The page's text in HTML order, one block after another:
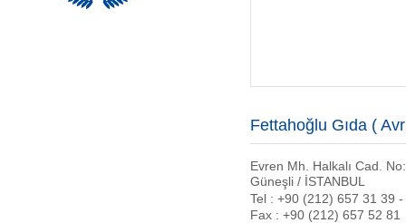
Fettahoğlu Gıda (
Evren Mh. Halkalı Cad.
Güneşli / İSTANBUL
Tel : +90 (212) 657 31 39 -
Fax : +90 (212) 657 52 81